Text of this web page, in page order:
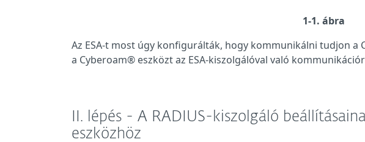
1-1. ábra
Az ESA-t most úgy konfigurálták, hogy kommunikálni tudjon a
a Cyberoam® eszközt az ESA-kiszolgálóval való
II. lépés - A RADIUS-kiszolgáló
eszközhöz